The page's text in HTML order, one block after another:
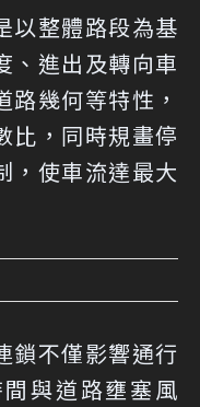
以整體路段為基
、進出及轉向車
幾何等特性，
比，同時規畫停
，使車流達最大
鎖不僅影響通行
與道路壅塞風